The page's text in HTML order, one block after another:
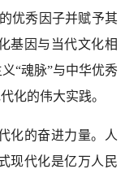
优秀因子并赋予其
基因与当代文化相
“魂脉”与中华优秀
化的伟大实践。
化的奋进力量。人
现代化是亿万人民